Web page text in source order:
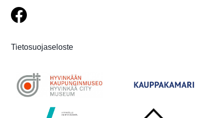
Tietosuojaseloste